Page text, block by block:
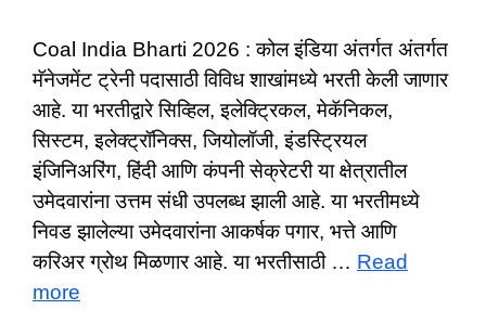
Coal India Bharti 2026 : कोल इंडिया अंतर्गत अंतर्गत
मॅनेजमेंट ट्रेनी पदासाठी विविध शाखांमध्ये भरती केली जाणार
आहे. या भरतीद्वारे सिव्हिल, इलेक्ट्रिकल, मेकॅनिकल,
सिस्टम, इलेक्ट्रॉनिक्स, जियोलॉजी, इंडस्ट्रियल
इंजिनिअरिंग, हिंदी आणि कंपनी सेक्रेटरी या क्षेत्रातील
उमेदवारांना उत्तम संधी उपलब्ध झाली आहे. या भरतीमध्ये
निवड झालेल्या उमेदवारांना आकर्षक पगार, भत्ते आणि
करिअर ग्रोथ मिळणार आहे. या भरतीसाठी … Read
more